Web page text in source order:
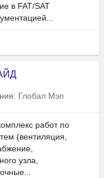
в FAT/SAT
Глобал Мэп
работ по
(вентиляция,
узла,